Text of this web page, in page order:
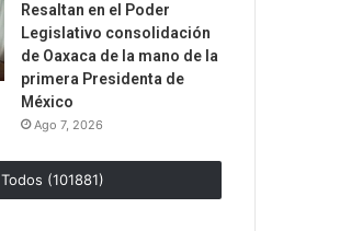
Resaltan en el Poder
Legislativo consolidación
de Oaxaca de la mano de la
primera Presidenta de
México
Ago 7, 2026
Todos (101881)